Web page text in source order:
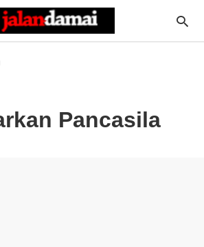
Pancasila